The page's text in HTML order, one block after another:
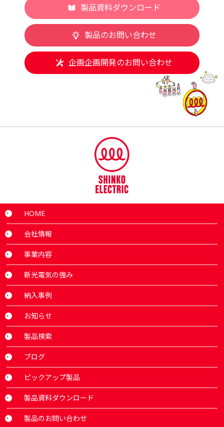
製品資料ダウンロード
製品のお問い合わせ
企画企画開発のお問い合わせ
HOME
会社情報
事業内容
新光電気の強み
納入事例
お知らせ
製品検索
ブログ
ピックアップ製品
製品資料ダウンロード
製品のお問い合わせ